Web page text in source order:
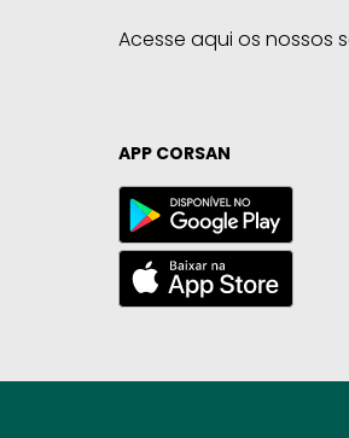
Acesse aqui os nossos
APP CORSAN